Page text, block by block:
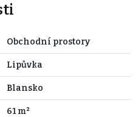
Obchodní prostory
Lipůvka
Blansko
61 m²